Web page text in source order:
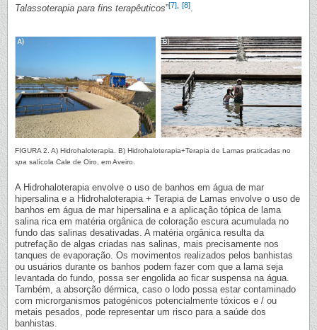
Talassoterapia para fins terapêuticos”[7], [8].
FIGURA 2. A) Hidrohaloterapia. B) Hidrohaloterapia+Terapia de Lamas praticadas no
spa salícola Cale de Oiro, em Aveiro.
A Hidrohaloterapia envolve o uso de banhos em água de mar
hipersalina e a Hidrohaloterapia + Terapia de Lamas envolve o uso de
banhos em água de mar hipersalina e a aplicação tópica de lama
salina rica em matéria orgânica de coloração escura acumulada no
fundo das salinas desativadas. A matéria orgânica resulta da
putrefação de algas criadas nas salinas, mais precisamente nos
tanques de evaporação. Os movimentos realizados pelos banhistas
ou usuários durante os banhos podem fazer com que a lama seja
levantada do fundo, possa ser engolida ao ficar suspensa na água.
Também, a absorção dérmica, caso o lodo possa estar contaminado
com microrganismos patogénicos potencialmente tóxicos e / ou
metais pesados, pode representar um risco para a saúde dos
banhistas.